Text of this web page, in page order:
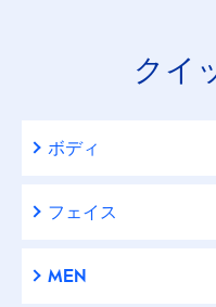
クイ
ボディ
フェイス
MEN